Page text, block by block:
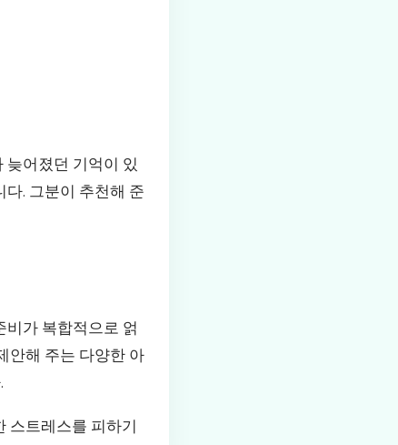
어졌던 기억이 있
. 그분이 추천해 준
가 복합적으로 얽
안해 주는 다양한 아
스트레스를 피하기